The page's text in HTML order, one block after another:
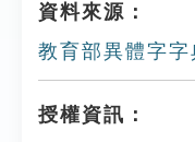
資料來源：
教育部異體字字
授權資訊：